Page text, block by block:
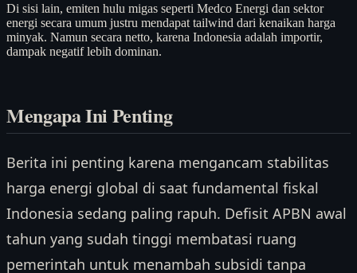
Di sisi lain, emiten hulu migas seperti Medco Energi dan sektor
energi secara umum justru mendapat tailwind dari kenaikan harga
minyak. Namun secara netto, karena Indonesia adalah importir,
dampak negatif lebih dominan.
Mengapa Ini Penting
Berita ini penting karena mengancam stabilitas
harga energi global di saat fundamental fiskal
Indonesia sedang paling rapuh. Defisit APBN awal
tahun yang sudah tinggi membatasi ruang
pemerintah untuk menambah subsidi tanpa